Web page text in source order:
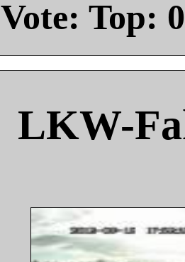
Vote: Top: 0
LKW-